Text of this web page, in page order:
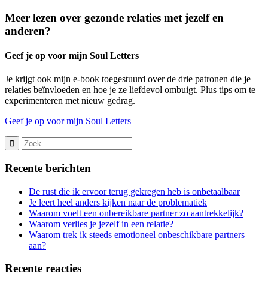
Meer lezen over gezonde relaties met jezelf en
anderen?
Geef je op voor mijn Soul Letters
Je krijgt ook mijn e-book toegestuurd over de drie patronen die je
relaties beïnvloeden en hoe je ze liefdevol ombuigt. Plus tips om te
experimenteren met nieuw gedrag.
Geef je op voor mijn Soul Letters
Recente berichten
De rust die ik ervoor terug gekregen heb is onbetaalbaar
Je leert heel anders kijken naar de problematiek
Waarom voelt een onbereikbare partner zo aantrekkelijk?
Waarom verlies je jezelf in een relatie?
Waarom trek ik steeds emotioneel onbeschikbare partners
aan?
Recente reacties